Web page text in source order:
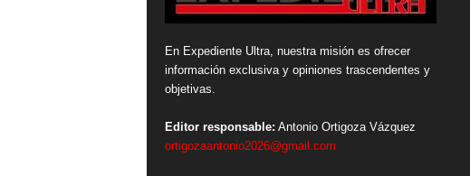
En Expediente Ultra, nuestra misión es ofrecer
información exclusiva y opiniones trascendentes y
objetivas.
Editor responsable: Antonio Ortigoza Vázquez
ortigozaantonio2026@gmail.com